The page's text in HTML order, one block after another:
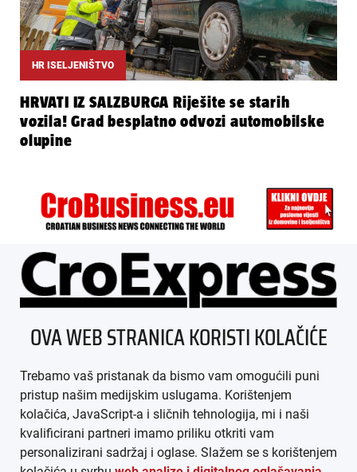
HR ISELJENIŠTVO
HRVATI IZ SALZBURGA Riješite se starih
vozila! Grad besplatno odvozi automobilske
olupine
ÜBER UNS
IMPRESSUM
AGB
DATENSCHUTZ
MEDIADATEN
OVA WEB STRANICA KORISTI KOLAČIĆE
Trebamo vaš pristanak da bismo vam omogućili puni
pristup našim medijskim uslugama. Korištenjem
kolačića, JavaScript-a i sličnih tehnologija, mi i naši
kvalificirani partneri imamo priliku otkriti vam
personalizirani sadržaj i oglase. Slažem se s korištenjem